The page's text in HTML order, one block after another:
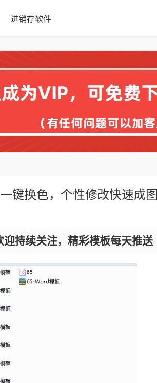
进销存软件
键换色，个性修改快速成图
迎持续关注，精彩模板每天推送